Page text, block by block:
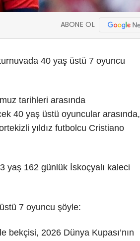
ABONE OL
40 yaş üstü 7 oyuncu
tarihleri arasında
40 yaş üstü oyuncular arasında,
yıldız futbolcu Cristiano
yaş 162 günlük İskoçyalı kaleci
7 oyuncu şöyle:
bekçisi, 2026 Dünya Kupası’nın